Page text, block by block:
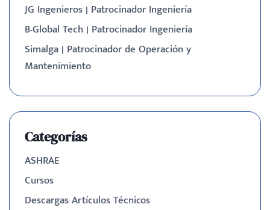
JG Ingenieros | Patrocinador Ingeniería
B-Global Tech | Patrocinador Ingeniería
Simalga | Patrocinador de Operación y
Mantenimiento
Categorías
ASHRAE
Cursos
Descargas Artículos Técnicos